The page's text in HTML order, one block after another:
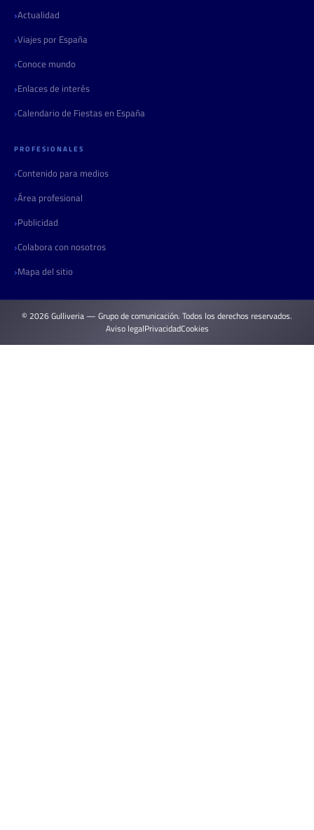
Actualidad
Viajes por España
Conoce mundo
Enlaces de interés
Calendario de Fiestas en España
PROFESIONALES
Contenido para medios
Área profesional
Publicidad
Colabora con nosotros
Mapa del sitio
© 2026 Gulliveria — Grupo de comunicación. Todos los derechos reservados.
Aviso legalPrivacidadCookies